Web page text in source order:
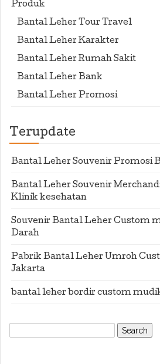
Produk
Bantal Leher Tour Travel
Bantal Leher Karakter
Bantal Leher Rumah Sakit
Bantal Leher Bank
Bantal Leher Promosi
Terupdate
Bantal Leher Souvenir Promosi
Bantal Leher Souvenir
Klinik kesehatan
Souvenir Bantal Leher Custom
Darah
Pabrik Bantal Leher Umroh
Jakarta
bantal leher bordir custom
Search
for: